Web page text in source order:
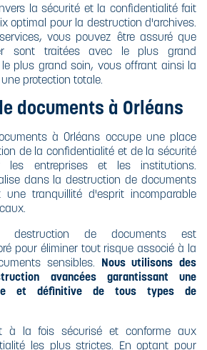
la sécurité et la confidentialité fait
optimal pour la destruction d'archives.
vous pouvez être assuré que
sont traitées avec le plus grand
plus grand soin, vous offrant ainsi la
protection totale.
documents à Orléans
à Orléans occupe une place
de la confidentialité et de la sécurité
les entreprises et les institutions.
dans la destruction de documents
une tranquillité d'esprit incomparable
destruction de documents est
pour éliminer tout risque associé à la
sensibles. Nous utilisons des
avancées garantissant une
et définitive de tous types de
à la fois sécurisé et conforme aux
les plus strictes. En optant pour